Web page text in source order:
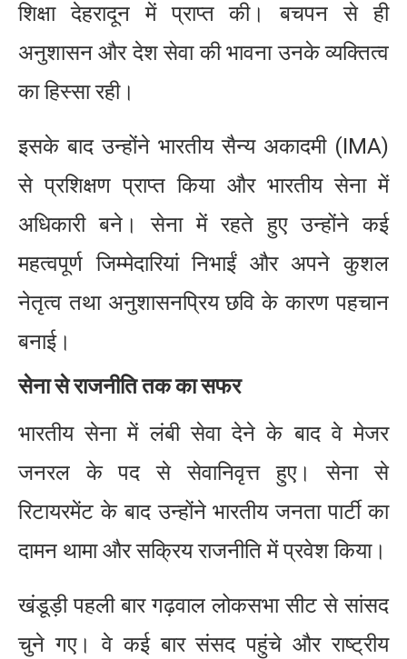
शिक्षा देहरादून में प्राप्त की। बचपन से ही
अनुशासन और देश सेवा की भावना उनके व्यक्तित्व
का हिस्सा रही।
इसके बाद उन्होंने भारतीय सैन्य अकादमी (IMA)
से प्रशिक्षण प्राप्त किया और भारतीय सेना में
अधिकारी बने। सेना में रहते हुए उन्होंने कई
महत्वपूर्ण जिम्मेदारियां निभाईं और अपने कुशल
नेतृत्व तथा अनुशासनप्रिय छवि के कारण पहचान
बनाई।
सेना से राजनीति तक का सफर
भारतीय सेना में लंबी सेवा देने के बाद वे मेजर
जनरल के पद से सेवानिवृत्त हुए। सेना से
रिटायरमेंट के बाद उन्होंने भारतीय जनता पार्टी का
दामन थामा और सक्रिय राजनीति में प्रवेश किया।
खंडूड़ी पहली बार गढ़वाल लोकसभा सीट से सांसद
चुने गए। वे कई बार संसद पहुंचे और राष्ट्रीय